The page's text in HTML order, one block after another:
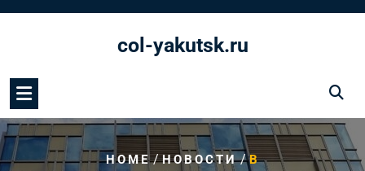
col-yakutsk.ru
HOME/НОВОСТИ/В